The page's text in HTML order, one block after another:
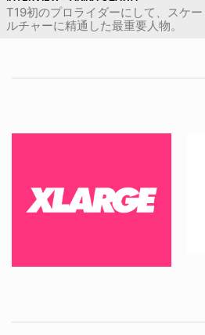
T19初のプロライダーにして、スケ
ルチャーに精通した最重要人物。